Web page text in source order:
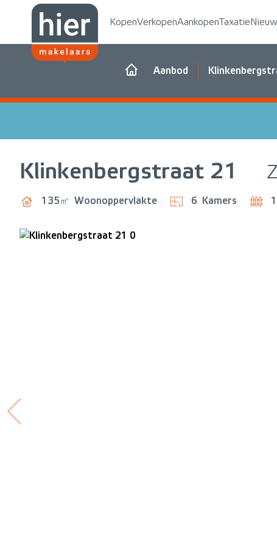
Kopen VerkopenAankopenTaxatie
Aanbod
Klinkenbergstraat 21
135㎡ Woonoppervlakte 6 Kamers